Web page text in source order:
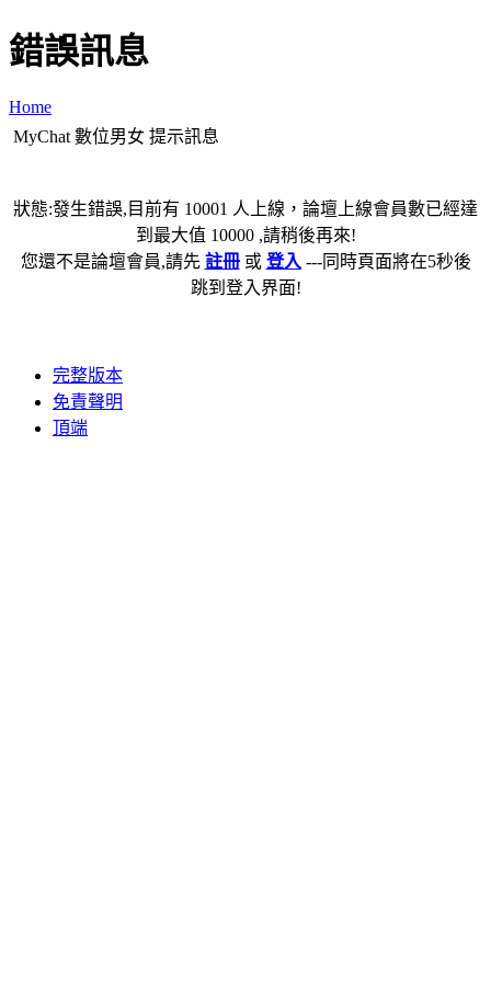
錯誤訊息
Home
MyChat 數位男女 提示訊息
狀態:發生錯誤,目前有 10001 人上線，論壇上線會員數已經達
到最大值 10000 ,請稍後再來!
您還不是論壇會員,請先 註冊或 登入 ---同時頁面將在5秒後
跳到登入界面!
完整版本
免責聲明
頂端